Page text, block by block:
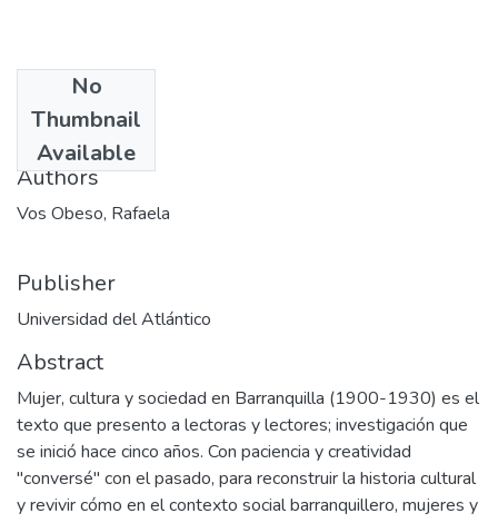
No
Thumbnail
Available
1999
Authors
Vos Obeso, Rafaela
Publisher
Universidad del Atlántico
Abstract
Mujer, cultura y sociedad en Barranquilla (1900-1930) es el
texto que presento a lectoras y lectores; investigación que
se inició hace cinco años. Con paciencia y creatividad
"conversé" con el pasado, para reconstruir la historia cultural
y revivir cómo en el contexto social barranquillero, mujeres y